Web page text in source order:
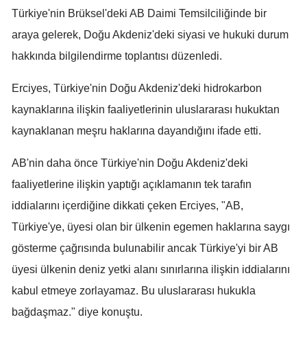
Kars
Kastamonu
Kırklareli
Kırşehir
Kocaeli
Konya
Malatya
Manisa
Türkiye'nin Brüksel'deki AB Daimi Temsilciliğinde bir
araya gelerek, Doğu Akdeniz'deki siyasi ve hukuki durum
hakkında bilgilendirme toplantısı düzenledi.
Erciyes, Türkiye'nin Doğu Akdeniz'deki hidrokarbon
kaynaklarına ilişkin faaliyetlerinin uluslararası hukuktan
kaynaklanan meşru haklarına dayandığını ifade etti.
AB'nin daha önce Türkiye'nin Doğu Akdeniz'deki
faaliyetlerine ilişkin yaptığı açıklamanın tek tarafın
iddialarını içerdiğine dikkati çeken Erciyes, "AB,
Türkiye'ye, üyesi olan bir ülkenin egemen haklarına saygı
gösterme çağrısında bulunabilir ancak Türkiye'yi bir AB
üyesi ülkenin deniz yetki alanı sınırlarına ilişkin iddialarını
kabul etmeye zorlayamaz. Bu uluslararası hukukla
bağdaşmaz." diye konuştu.